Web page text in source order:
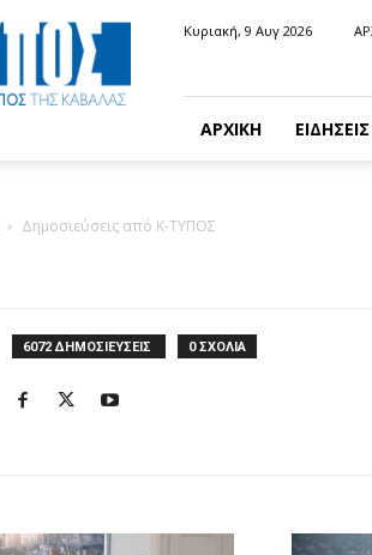
Κυριακή, 9 Αυγ 2026
ΑΡΧΙΚΗ ΕΙΔΗΣΕΙΣ
Δημοσιεύσεις από Κ-ΤΥΠΟΣ
6072 ΔΗΜΟΣΙΕΥΣΕΙΣ 0 ΣΧΟΛΙΑ